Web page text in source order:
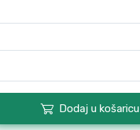
Dodaj u košaricu